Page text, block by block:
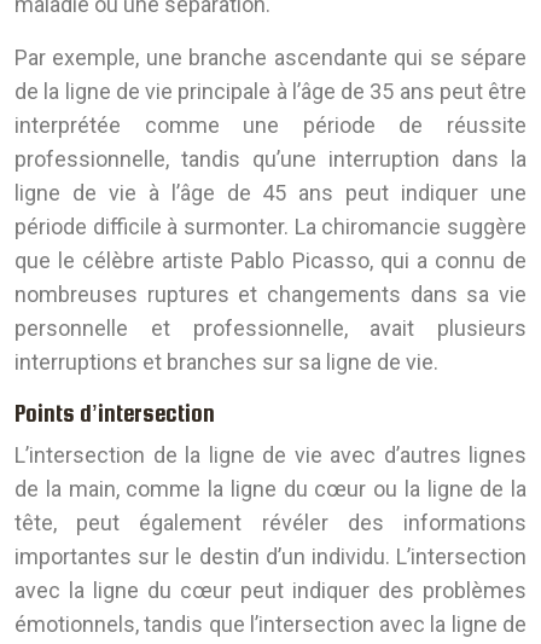
Par exemple, une branche ascendante qui se sépare
de la ligne de vie principale à l’âge de 35 ans peut être
interprétée comme une période de réussite
professionnelle, tandis qu’une interruption dans la
ligne de vie à l’âge de 45 ans peut indiquer une
période difficile à surmonter. La chiromancie suggère
que le célèbre artiste Pablo Picasso, qui a connu de
nombreuses ruptures et changements dans sa vie
personnelle et professionnelle, avait plusieurs
interruptions et branches sur sa ligne de vie.
Points d’intersection
L’intersection de la ligne de vie avec d’autres lignes
de la main, comme la ligne du cœur ou la ligne de la
tête, peut également révéler des informations
importantes sur le destin d’un individu. L’intersection
avec la ligne du cœur peut indiquer des problèmes
émotionnels, tandis que l’intersection avec la ligne de